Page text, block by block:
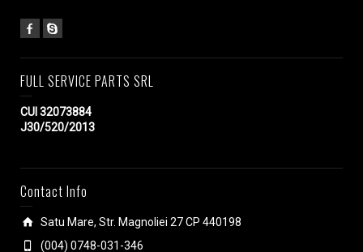
FULL SERVICE PARTS SRL
CUI 32073884
J30/520/2013
Contact Info
Satu Mare, Str. Magnoliei 27 CP 440198
(004) 0748-031-346